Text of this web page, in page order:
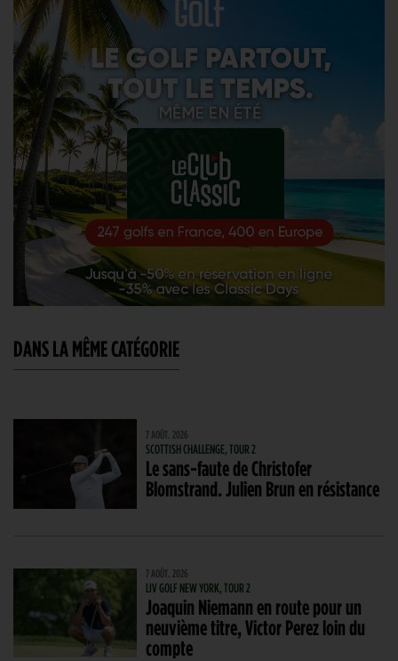
DANS LA MÊME CATÉGORIE
7 AOÛT. 2026
SCOTTISH CHALLENGE, TOUR 2
Le sans-faute de Christofer
Blomstrand. Julien Brun en résistance
7 AOÛT. 2026
LIV GOLF NEW YORK, TOUR 2
Joaquin Niemann en route pour un
neuvième titre, Victor Perez loin du
compte